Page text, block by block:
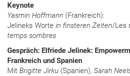
Keynote
Yasmin Hoffmann (Frankreich):
Jelineks Worte in finsteren Zeiten/Les
temps sombres
Gespräch: Elfriede Jelinek:
Frankreich und Spanien
Mit Brigitte Jirku (Spanien), Sarah